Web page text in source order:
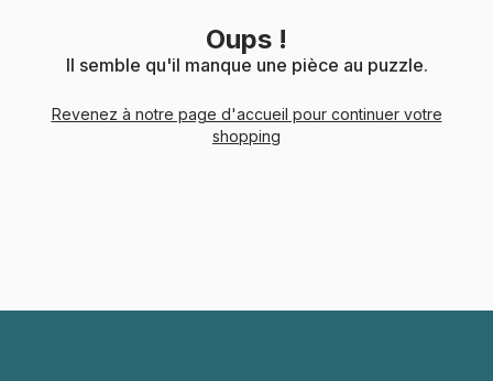
Oups !
Il semble qu'il manque une pièce au puzzle.
Revenez à notre page d'accueil pour continuer votre
shopping